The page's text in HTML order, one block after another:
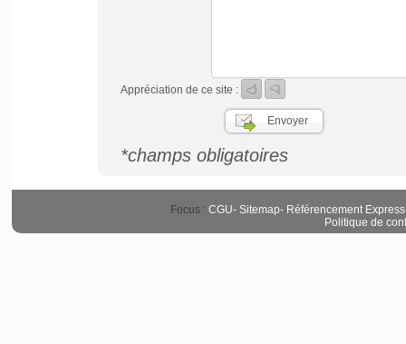
Appréciation de ce site :
*champs obligatoires
Focus : CGU- Sitemap- Référencement Express
Politique de